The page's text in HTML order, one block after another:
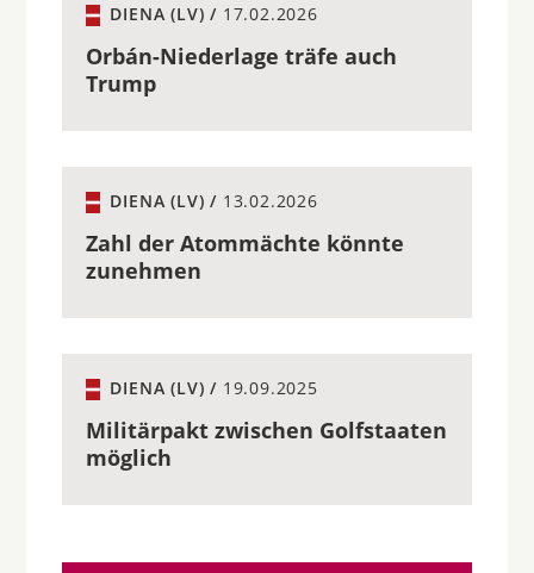
DIENA (LV) / 17.02.2026
Orbán-Niederlage träfe auch
Trump
DIENA (LV) / 13.02.2026
Zahl der Atommächte könnte
zunehmen
DIENA (LV) / 19.09.2025
Militärpakt zwischen Golfstaaten
möglich